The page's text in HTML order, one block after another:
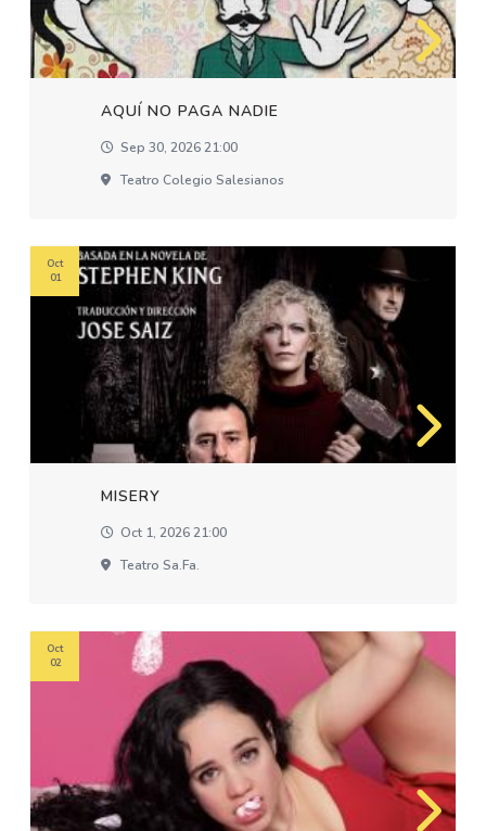
AQUÍ NO PAGA NADIE
Sep 30, 2026 21:00
Teatro Colegio Salesianos
MISERY
Oct 1, 2026 21:00
Teatro Sa.fa.
Oct
01
Oct
02